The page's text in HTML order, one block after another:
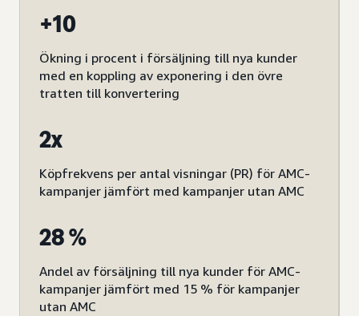
+10
Ökning i procent i försäljning till nya kunder
med en koppling av exponering i den övre
tratten till konvertering
2x
Köpfrekvens per antal visningar (PR) för AMC-
kampanjer jämfört med kampanjer utan AMC
28 %
Andel av försäljning till nya kunder för AMC-
kampanjer jämfört med 15 % för kampanjer
utan AMC